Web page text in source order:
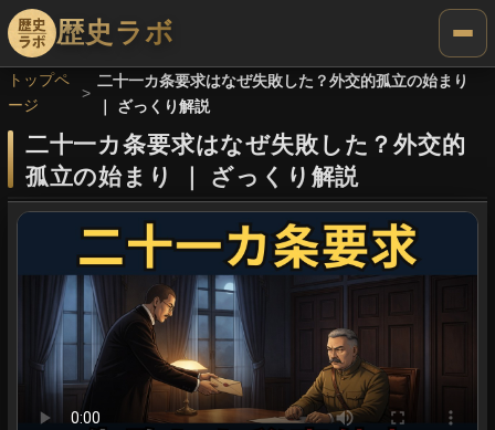
歴史ラボ
トップペ
ージ
二十一カ条要求はなぜ失敗した？外交的孤立の始まり
｜ ざっくり解説
二十一カ条要求はなぜ失敗した？外交的
孤立の始まり
ざっくり解説